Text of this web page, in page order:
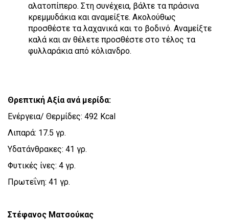
αλατοπίπερο. Στη συνέχεια, βάλτε τα πράσινα
κρεμμυδάκια και αναμείξτε. Ακολούθως
προσθέστε τα λαχανικά και το βοδινό. Αναμείξτε
καλά και αν θέλετε προσθέστε στο τέλος τα
φυλλαράκια από κόλιανδρο.
Θρεπτική Αξία ανά μερίδα:
Ενέργεια/ Θερμίδες: 492 Kcal
Λιπαρά: 17.5 γρ.
Υδατάνθρακες: 41 γρ.
Φυτικές ίνες: 4 γρ.
Πρωτεΐνη: 41 γρ.
Στέφανος Ματσούκας